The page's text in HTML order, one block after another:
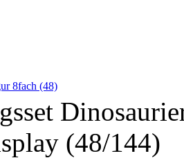
(48/144)